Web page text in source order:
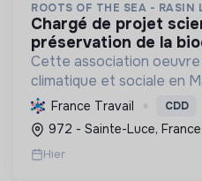
ROOTS OF THE SEA - RASIN
chargé de projet scientifique &
préservation de la
Cette association oeuvre
climatique et sociale en
restaure les
sensibilise le public et
aven...
France Travail CDD
972 - Sainte-Luce, France
Hier